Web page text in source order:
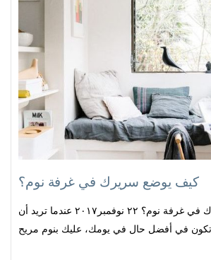
كيف يوضع سريرك في غرفة نوم؟
كيف يوضع سريرك في غرفة نوم؟ ٢٢ نوفمبر٢٠١٧ عندما تريد أن